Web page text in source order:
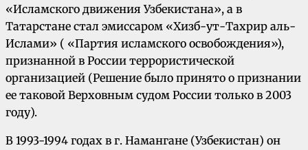
«Исламского движения Узбекистана», а в
Татарстане стал эмиссаром «Хизб-ут-Тахрир аль-
Ислами» ( «Партия исламского освобождения»),
признанной в России террористической
организацией (Решение было принято о признании
ее таковой Верховным судом России только в 2003
году).
В 1993-1994 годах в г. Намангане (Узбекистан) он